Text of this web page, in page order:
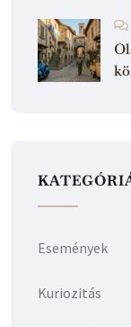
Események
Kuriozitás